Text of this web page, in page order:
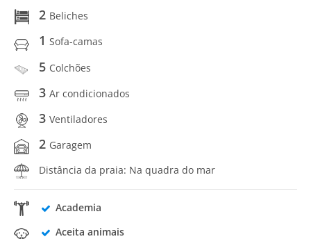
2 Beliches
1 Sofa-camas
5 Colchões
3 Ar condicionados
3 Ventiladores
2 Garagem
Distância da praia: Na quadra do mar
Academia
Aceita animais